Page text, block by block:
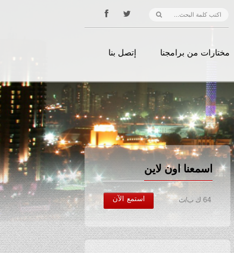
مختارات من برامجنا إتصل بنا
اسمعنا اون لاين
64 ك ب/ث استمع الآن